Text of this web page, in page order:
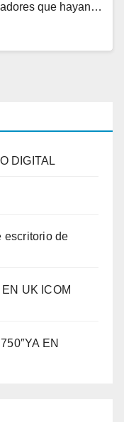
que hayan…
DIGITAL
escritorio de
UK ICOM
EN